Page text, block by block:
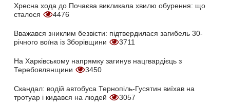
Хресна хода до Почаєва викликала хвилю обурення: що
сталося
4476
Вважався зниклим безвісти: підтвердилася загибель 30-
річного воїна із Зборівщини
3711
На Харківському напрямку загинув нацгвардієць з
Теребовлянщини
3450
Скандал: водій автобуса Тернопіль-Гусятин виїхав на
тротуар і кидався на людей
3057